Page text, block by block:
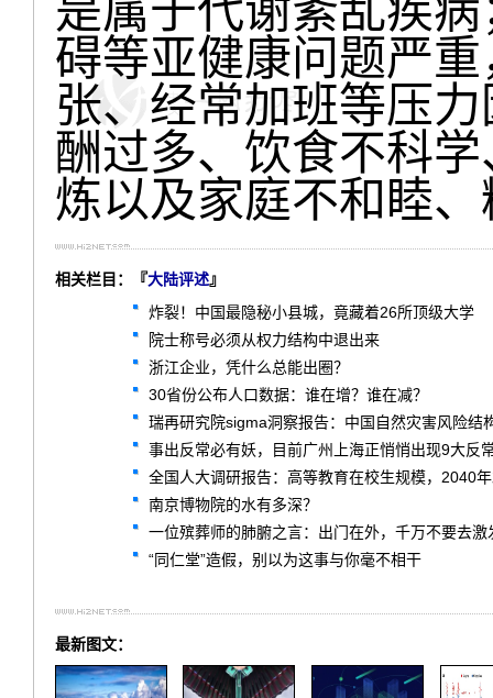
碍等亚健康问题严
张、经常加班等压
酬过多、饮食不科
炼以及家庭不和睦
相关栏目：『大陆评述』
炸裂！中国最隐秘小县城，竟藏着26所顶级大学
院士称号必须从权力结构中退出来
浙江企业，凭什么总能出圈？
30省份公布人口数据：谁在增？谁在减？
瑞再研究院sigma洞察报告：中国自然灾害风险结
事出反常必有妖，目前广州上海正悄悄出现9大反
全国人大调研报告：高等教育在校生规模，2040
南京博物院的水有多深？
一位殡葬师的肺腑之言：出门在外，千万不要去激
“同仁堂”造假，别以为这事与你毫不相干
最新图文：